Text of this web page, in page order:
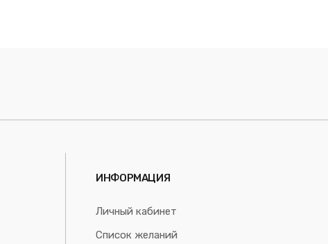
ИНФОРМАЦИЯ
Личный кабинет
Список желаний